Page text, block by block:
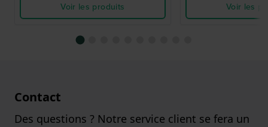
Voir les produits
Voir les
Contact
Des questions ? Notre service client se fera un